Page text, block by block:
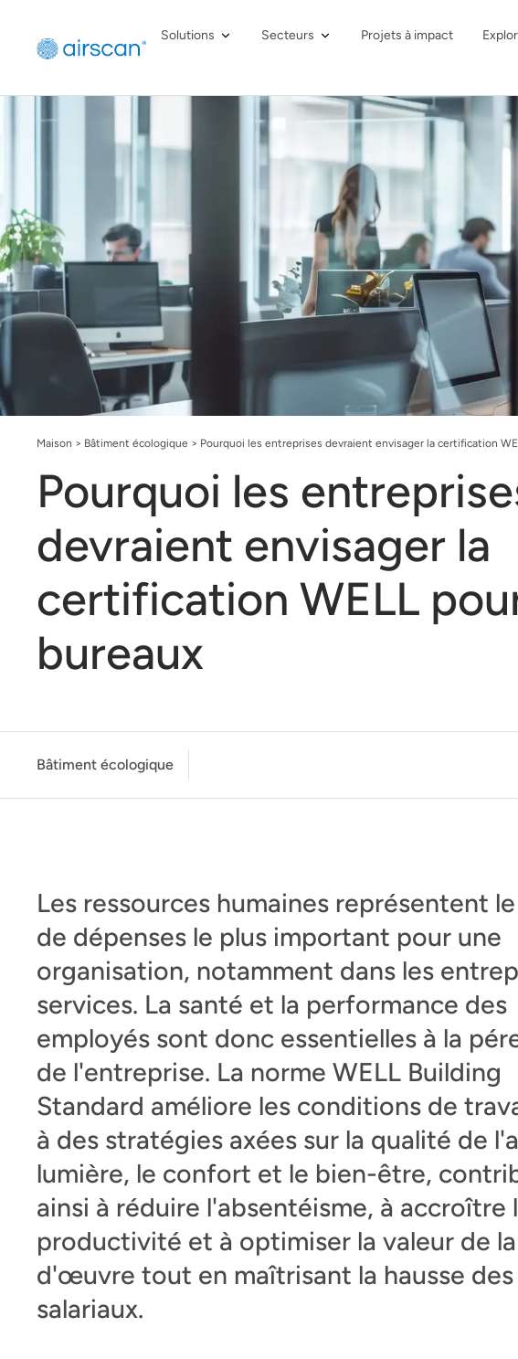
Solutions Secteurs Projets à impact
Maison > Bâtiment écologique > Pourquoi les entreprises devraient envisager la certification
Pourquoi les
devraient envisager la
certification WELL
bureaux
Bâtiment écologique
Les ressources humaines représentent
de dépenses le plus important pour une
organisation, notamment dans les
services. La santé et la performance des
employés sont donc essentielles à la
de l'entreprise. La norme WELL Building
Standard améliore les conditions de
à des stratégies axées sur la qualité de
lumière, le confort et le bien-être,
ainsi à réduire l'absentéisme, à accroître
productivité et à optimiser la valeur de
d'œuvre tout en maîtrisant la hausse
salariaux.